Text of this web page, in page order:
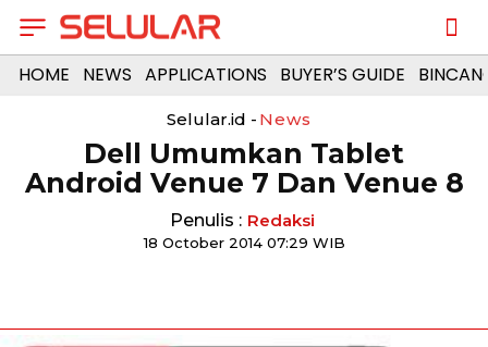
HOME NEWS APPLICATIONS BUYER’S GUIDE
Selular.id - News
Dell Umumkan Tablet
Android Venue 7 Dan Venue 8
Penulis : Redaksi
18 October 2014 07:29 WIB